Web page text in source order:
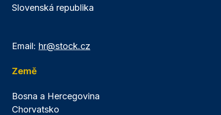
Slovenská republika
Email: hr@stock.cz
Země
Bosna a Hercegovina
Chorvatsko